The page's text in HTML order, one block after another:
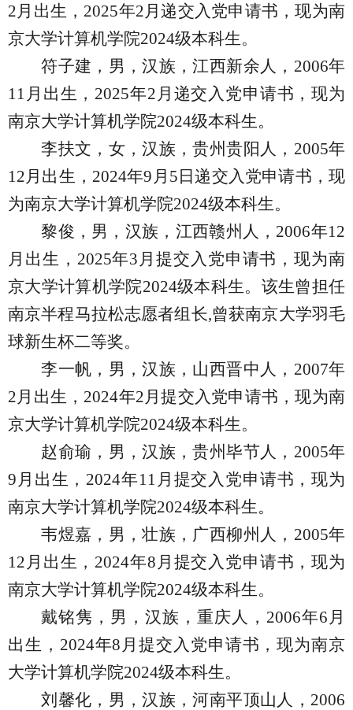
2 月出生， 2025年2 月递交入党申请书，现为南
京大学计算机学院2024级本科生。
符子建，男，汉族，江西新余人， 2006年
11 月出生， 2025年2 月递交入党申请书，现为
南京大学计算机学院2024级本科生。
李扶文，女，汉族，贵州贵阳人， 2005年
12 月出生， 2024年9 月 5 日递交入党申请书，现
为南京大学计算机学院2024级本科生。
黎俊，男，汉族，江西赣州人， 2006年12
月出生， 2025年3 月提交入党申请书，现为南
京大学计算机学院2024级本科生。该生曾担任
南京半程马拉松志愿者组长,曾获南京大学羽毛
球新生杯二等奖。
李一帆，男，汉族，山西晋中人， 2007年
2 月出生， 2024年2 月提交入党申请书，现为南
京大学计算机学院2024级本科生。
赵俞瑜，男，汉族，贵州毕节人， 2005年
9 月出生， 2024年11 月提交入党申请书，现为
南京大学计算机学院2024级本科生。
韦煜嘉，男，壮族，广西柳州人， 2005年
12 月出生， 2024年8 月提交入党申请书，现为
南京大学计算机学院2024级本科生。
戴铭隽，男，汉族，重庆人， 2006年6 月
出生， 2024年8 月提交入党申请书，现为南京
大学计算机学院2024级本科生。
刘馨化，男，汉族，河南平顶山人， 2006